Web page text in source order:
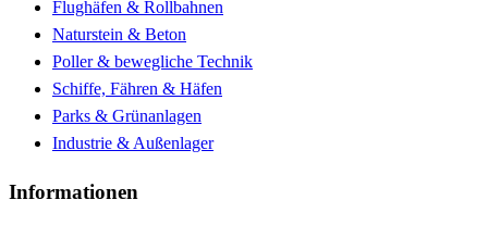
Flughäfen & Rollbahnen
Naturstein & Beton
Poller & bewegliche Technik
Schiffe, Fähren & Häfen
Parks & Grünanlagen
Industrie & Außenlager
Informationen